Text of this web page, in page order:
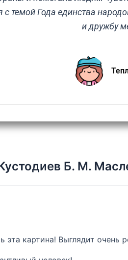
с темой Года единства
и дружбу
Б. М.
эта картина! Выглядит очень